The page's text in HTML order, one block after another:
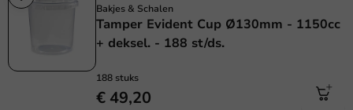
Bakjes & Schalen
Tamper Evident Cup Ø130mm - 1150cc
+ deksel. - 188 st/ds.
188 stuks
€ 49,20